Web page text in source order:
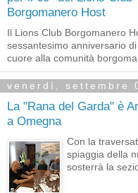
Borgomanero Host
Il Lions Club Borgomanero
sessantesimo anniversario
cuore alla comunità
venerdì, settembre
La "Rana del Garda" è
a Omegna
Con la
spiaggia della
sosterrà la